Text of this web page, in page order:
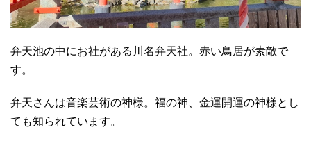
弁天池の中にお社がある川名弁天社。赤い鳥居が素敵で
す。
弁天さんは音楽芸術の神様。福の神、金運開運の神様とし
ても知られています。